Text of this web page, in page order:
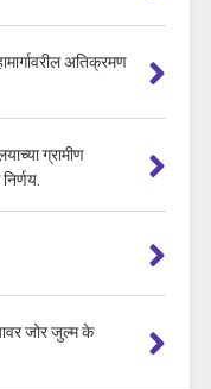
अतिक्रमण
ग्रामीण
जोर जुल्म के